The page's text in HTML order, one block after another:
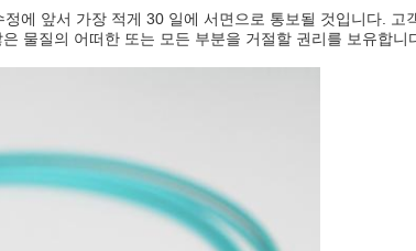
에 앞서 가장 적게 30 일에 서면으로 통보될 것입니다. 고
물질의 어떠한 또는 모든 부분을 거절할 권리를 보유합니